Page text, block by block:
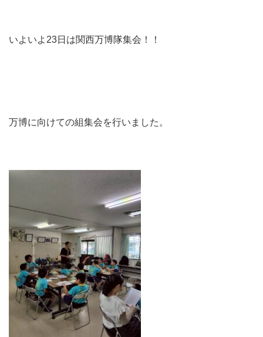
いよいよ23日は関西万博隊集会！！
万博に向けての組集会を行いました。